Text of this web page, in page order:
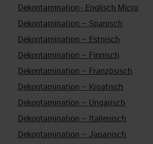
Dekontamination - Englisch Micro
Dekontamination – Spanisch
Dekontamination – Estnisch
Dekontamination – Finnisch
Dekontamination – Französisch
Dekontamination – Kroatisch
Dekontamination – Ungarisch
Dekontamination – Italienisch
Dekontamination – Japanisch